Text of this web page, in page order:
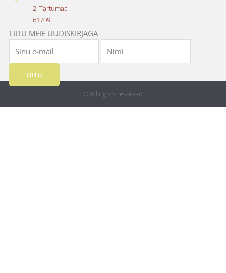
2, Tartumaa
61709
LIITU MEIE UUDISKIRJAGA
LIITU
© All rights reserved